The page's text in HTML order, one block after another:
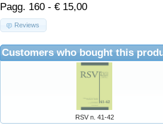
Pagg. 160 - € 15,00
Reviews
Customers who bought this
RSV n. 41-42